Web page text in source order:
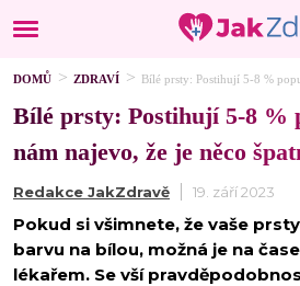
DOMŮ ZDRAVÍ Bílé prsty: Postihují 5-8 %
Bílé prsty: Postihují 5-8 %
nám najevo, že je něco
Redakce JakZdravě 19. září 2023
Pokud si všimnete, že vaše
barvu na bílou, možná je na
lékařem. Se vší